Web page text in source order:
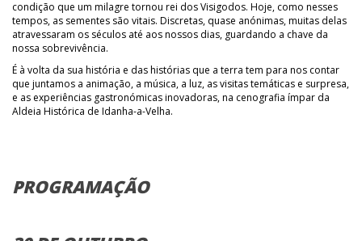
condição que um milagre tornou rei dos Visigodos. Hoje, como nesses
tempos, as sementes são vitais. Discretas, quase anónimas, muitas delas
atravessaram os séculos até aos nossos dias, guardando a chave da
nossa sobrevivência.
É à volta da sua história e das histórias que a terra tem para nos contar
que juntamos a animação, a música, a luz, as visitas temáticas e surpresa,
e as experiências gastronómicas inovadoras, na cenografia ímpar da
Aldeia Histórica de Idanha-a-Velha.
PROGRAMAÇÃO